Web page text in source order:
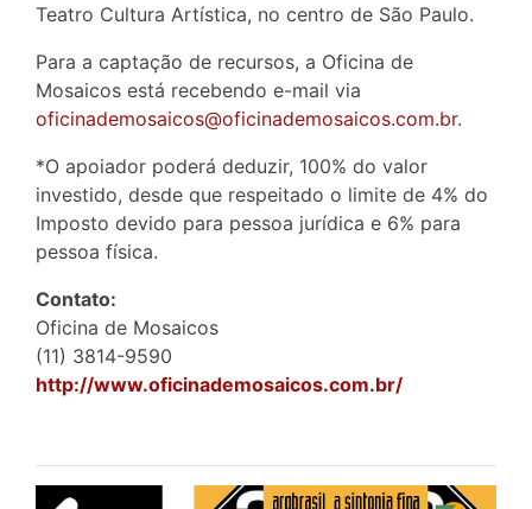
Teatro Cultura Artística, no centro de São Paulo.
Para a captação de recursos, a Oficina de
Mosaicos está recebendo e-mail via
oficinademosaicos@oficinademosaicos.com.br.
*O apoiador poderá deduzir, 100% do valor
investido, desde que respeitado o limite de 4% do
Imposto devido para pessoa jurídica e 6% para
pessoa física.
Contato:
Oficina de Mosaicos
(11) 3814-9590
http://www.oficinademosaicos.com.br/